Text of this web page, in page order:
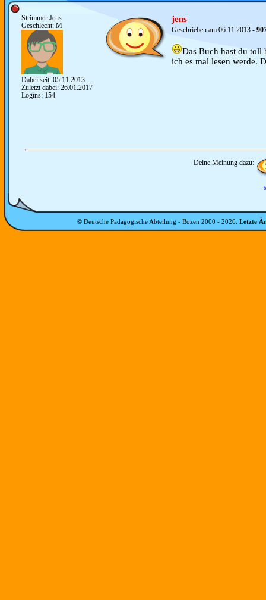
Strimmer Jens
Geschlecht: M
Dabei seit: 05.11.2013
Zuletzt dabei: 26.01.2017
Logins: 154
jens
Geschrieben am 06.11.2013 -
Das Buch hast du toll
ich es mal lesen werde.
Deine Meinung dazu:
© Deutsche Pädagogische Abteilung - Bozen 2000 - 2026 Letzte